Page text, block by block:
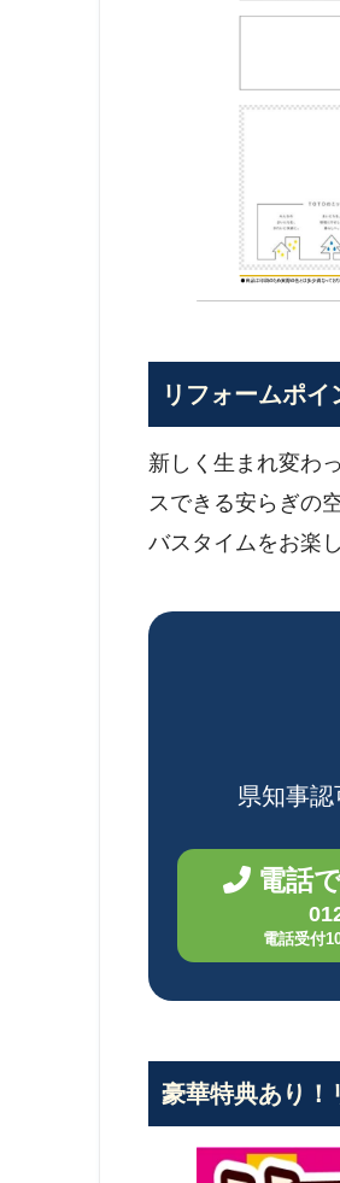
リフォームポイ
新しく生まれ変わ
スできる安らぎの
バスタイムをお楽
県知事
電話
電話受付
豪華特典あり！